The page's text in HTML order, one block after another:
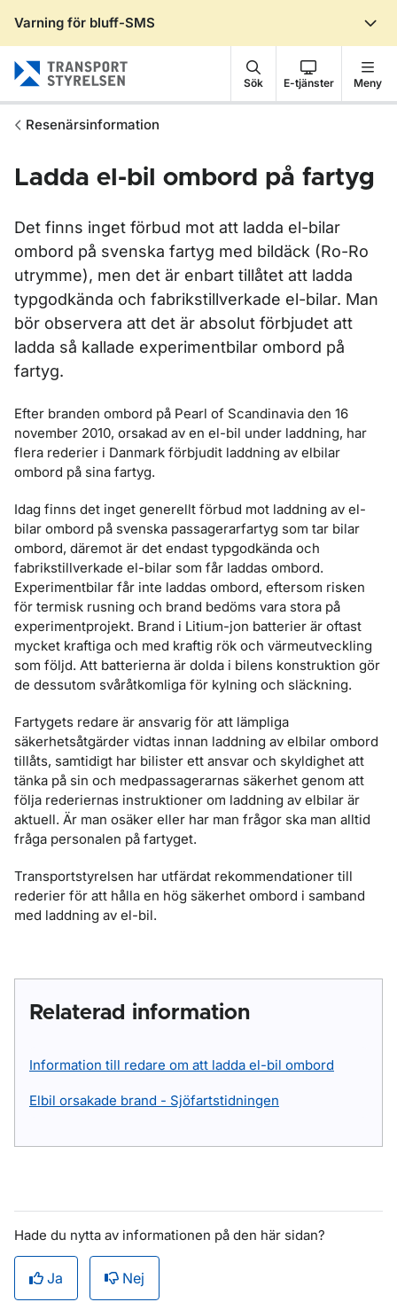
Varning för bluff-SMS
Sök E-tjänster Meny
Resenärsinformation
Ladda el-bil ombord på fartyg
Det finns inget förbud mot att ladda el-bilar
ombord på svenska fartyg med bildäck (Ro-Ro
utrymme), men det är enbart tillåtet att ladda
typgodkända och fabrikstillverkade el-bilar. Man
bör observera att det är absolut förbjudet att
ladda så kallade experimentbilar ombord på
fartyg.
Efter branden ombord på Pearl of Scandinavia den 16
november 2010, orsakad av en el-bil under laddning, har
flera rederier i Danmark förbjudit laddning av elbilar
ombord på sina fartyg.
Idag finns det inget generellt förbud mot laddning av el-
bilar ombord på svenska passagerarfartyg som tar bilar
ombord, däremot är det endast typgodkända och
fabrikstillverkade el-bilar som får laddas ombord.
Experimentbilar får inte laddas ombord, eftersom risken
för termisk rusning och brand bedöms vara stora på
experimentprojekt. Brand i Litium-jon batterier är oftast
mycket kraftiga och med kraftig rök och värmeutveckling
som följd. Att batterierna är dolda i bilens konstruktion gör
de dessutom svåråtkomliga för kylning och släckning.
Fartygets redare är ansvarig för att lämpliga
säkerhetsåtgärder vidtas innan laddning av elbilar ombord
tillåts, samtidigt har bilister ett ansvar och skyldighet att
tänka på sin och medpassagerarnas säkerhet genom att
följa rederiernas instruktioner om laddning av elbilar är
aktuell. Är man osäker eller har man frågor ska man alltid
fråga personalen på fartyget.
Transportstyrelsen har utfärdat rekommendationer till
rederier för att hålla en hög säkerhet ombord i samband
med laddning av el-bil.
Relaterad information
Information till redare om att ladda el-bil ombord
Elbil orsakade brand - Sjöfartstidningen
Hade du nytta av informationen på den här sidan?
Ja Nej